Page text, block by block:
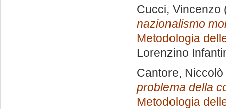
Cucci, Vincenzo
nazionalismo
Metodologia
Lorenzino
Cantore,
problema della
Metodologia